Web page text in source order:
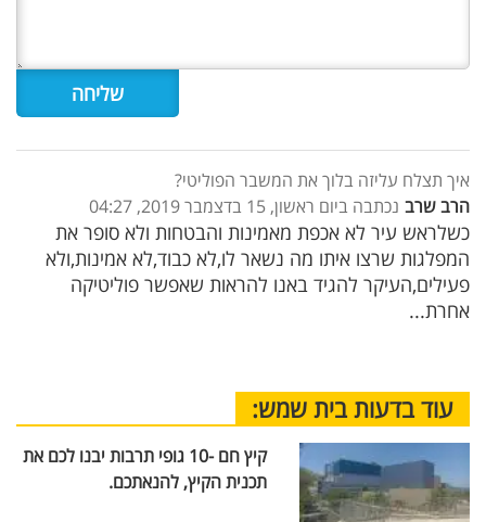
איך תצלח עליזה בלוך את המשבר הפוליטי?
הרב שרב נכתבה ביום ראשון, 15 בדצמבר 2019, 04:27
כשלראש עיר לא אכפת מאמינות והבטחות ולא סופר את
המפלגות שרצו איתו מה נשאר לו,לא כבוד,לא אמינות,ולא
פעילים,העיקר להגיד באנו להראות שאפשר פוליטיקה
אחרת...
עוד בדעות בית שמש:
קיץ חם -10 גופי תרבות יבנו לכם את
תכנית הקיץ, להנאתכם.